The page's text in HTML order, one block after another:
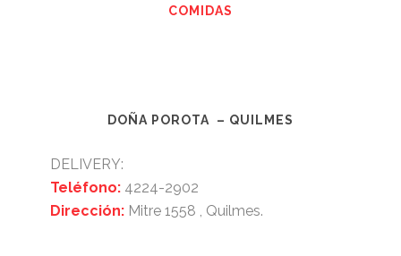
COMIDAS
DOÑA POROTA – QUILMES
DELIVERY:
Teléfono: 4224-2902
Dirección: Mitre 1558 , Quilmes.